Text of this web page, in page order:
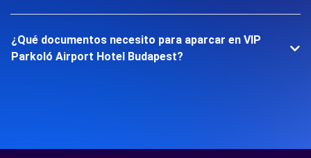
¿Qué documentos necesito para aparcar en VIP
Parkoló Airport Hotel Budapest?